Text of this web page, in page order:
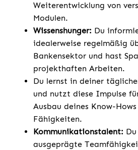
Weiterentwicklung von
Modulen.
Wissenshunger: Du
idealerweise regelmäßig
Bankensektor und hast
projekthaften Arbeiten.
Du lernst in deiner
und nutzt diese Impulse
Ausbau deines Know-
Fähigkeiten.
Kommunikationstalent:
ausgeprägte